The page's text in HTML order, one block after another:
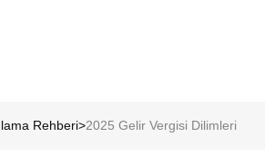
Rehberi>2025 Gelir Vergisi Dilimleri